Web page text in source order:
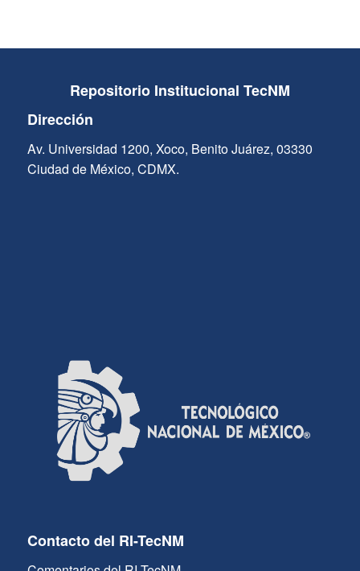
Repositorio Institucional TecNM
Dirección
Av. Universidad 1200, Xoco, Benito Juárez, 03330
Ciudad de México, CDMX.
Contacto del RI-TecNM